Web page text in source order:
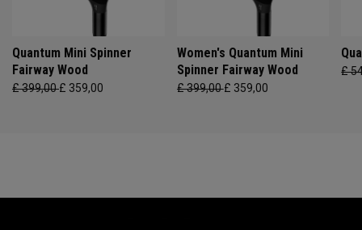
Quantum Mini Spinner
Fairway Wood
£ 399,00£ 359,00
Women's Quantum Mini
Spinner Fairway Wood
£ 399,00£ 359,00
£